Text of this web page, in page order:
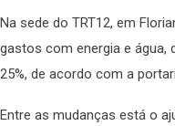
Na sede do TRT12, em
gastos com energia e água,
25%, de acordo com a
Entre as mudanças está o